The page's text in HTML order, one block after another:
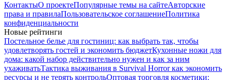
КонтактыО проектеПопулярные темы на сайтеАвторские
права и правилаПользовательское соглашениеПолитика
конфиденциальности
Новые рейтинги
Постельное белье для гостиниц: как выбрать так, чтобы
удовлетворять гостей и экономить бюджетКухонные ножи для
дома: какой набор действительно нужен и как за ним
ухаживатьТактика выживания в Survival Horror как экономить
ресурсы и не терять контрольОптовая торговля косметики: